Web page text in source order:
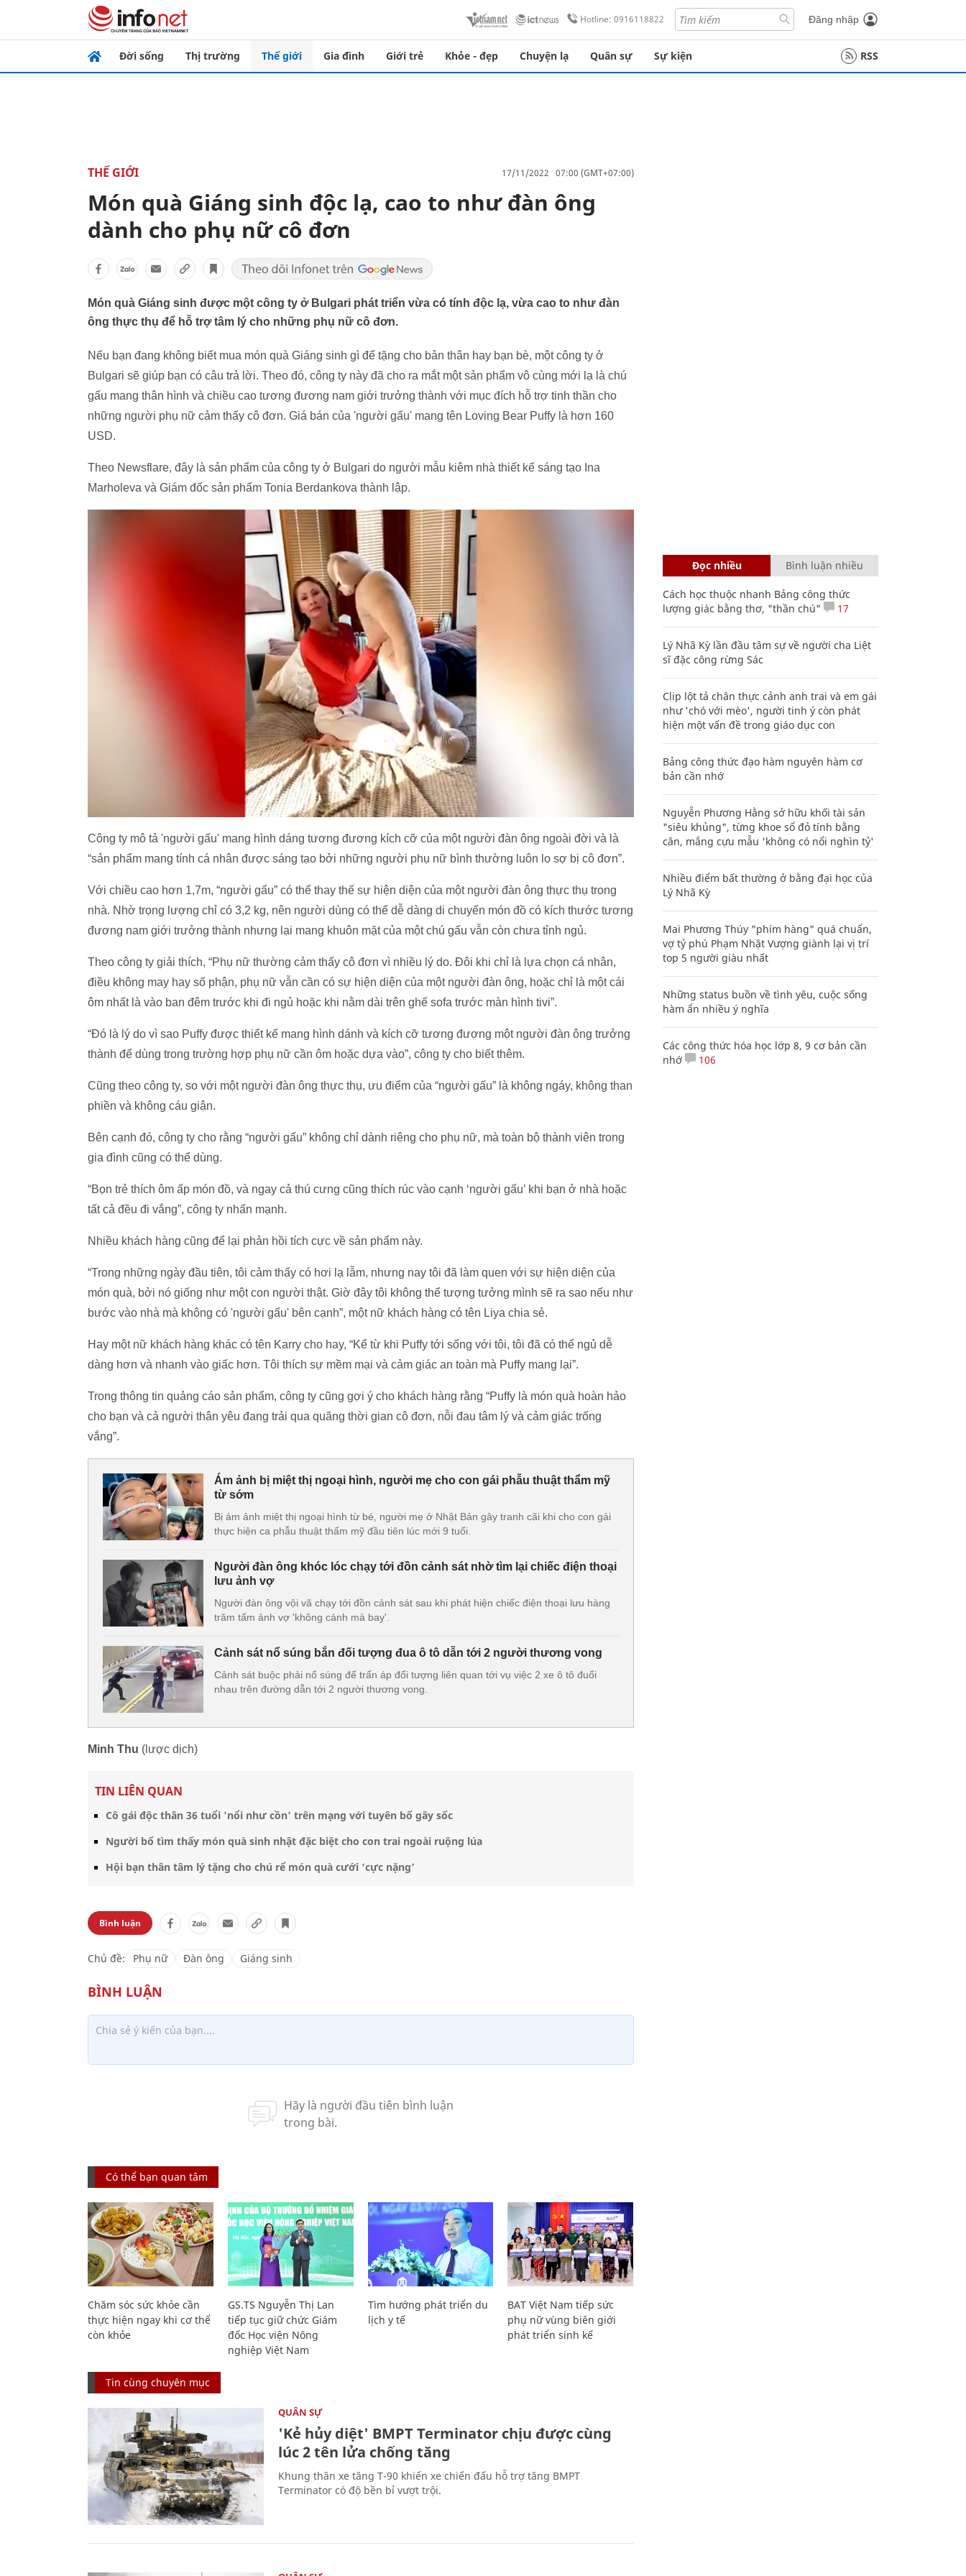
Hotline: 0916118822 Đăng nhập
Đời sống Thị trường Thế giới Gia đình Giới trẻ Khỏe - đẹp Chuyện lạ Quân sự Sự kiện RSS
THẾ GIỚI 17/11/2022 07:00 (GMT+07:00)
Món quà Giáng sinh độc lạ, cao to như đàn ông
dành cho phụ nữ cô đơn
Món quà Giáng sinh được một công ty ở Bulgari phát triển vừa có tính độc lạ, vừa cao to như đàn
ông thực thụ để hỗ trợ tâm lý cho những phụ nữ cô đơn.
Nếu bạn đang không biết mua món quà Giáng sinh gì để tặng cho bản thân hay bạn bè, một công ty ở
Bulgari sẽ giúp bạn có câu trả lời. Theo đó, công ty này đã cho ra mắt một sản phẩm vô cùng mới lạ là chú
gấu mang thân hình và chiều cao tương đương nam giới trưởng thành với mục đích hỗ trợ tinh thần cho
những người phụ nữ cảm thấy cô đơn. Giá bán của 'người gấu' mang tên Loving Bear Puffy là hơn 160
USD.
Theo Newsflare, đây là sản phẩm của công ty ở Bulgari do người mẫu kiêm nhà thiết kế sáng tạo Ina
Marholeva và Giám đốc sản phẩm Tonia Berdankova thành lập.
Công ty mô tả 'người gấu' mang hình dáng tương đương kích cỡ của một người đàn ông ngoài đời và là
“sản phẩm mang tính cá nhân được sáng tạo bởi những người phụ nữ bình thường luôn lo sợ bị cô đơn”.
Với chiều cao hơn 1,7m, “người gấu” có thể thay thế sự hiện diện của một người đàn ông thực thụ trong
nhà. Nhờ trọng lượng chỉ có 3,2 kg, nên người dùng có thể dễ dàng di chuyển món đồ có kích thước tương
đương nam giới trưởng thành nhưng lại mang khuôn mặt của một chú gấu vẫn còn chưa tỉnh ngủ.
Theo công ty giải thích, “Phụ nữ thường cảm thấy cô đơn vì nhiều lý do. Đôi khi chỉ là lựa chọn cá nhân,
điều không may hay số phận, phụ nữ vẫn cần có sự hiện diện của một người đàn ông, hoặc chỉ là một cái
ôm nhất là vào ban đêm trước khi đi ngủ hoặc khi nằm dài trên ghế sofa trước màn hình tivi”.
“Đó là lý do vì sao Puffy được thiết kế mang hình dánh và kích cỡ tương đương một người đàn ông trưởng
thành để dùng trong trường hợp phụ nữ cần ôm hoặc dựa vào”, công ty cho biết thêm.
Cũng theo công ty, so với một người đàn ông thực thụ, ưu điểm của “người gấu” là không ngáy, không than
phiền và không cáu giận.
Bên cạnh đó, công ty cho rằng “người gấu” không chỉ dành riêng cho phụ nữ, mà toàn bộ thành viên trong
gia đình cũng có thể dùng.
“Bọn trẻ thích ôm ấp món đồ, và ngay cả thú cưng cũng thích rúc vào cạnh ‘người gấu’ khi bạn ở nhà hoặc
tất cả đều đi vắng”, công ty nhấn mạnh.
Nhiều khách hàng cũng để lại phản hồi tích cực về sản phẩm này.
“Trong những ngày đầu tiên, tôi cảm thấy có hơi lạ lẫm, nhưng nay tôi đã làm quen với sự hiện diện của
món quà, bởi nó giống như một con người thật. Giờ đây tôi không thể tượng tưởng mình sẽ ra sao nếu như
bước vào nhà mà không có 'người gấu' bên cạnh”, một nữ khách hàng có tên Liya chia sẻ.
Hay một nữ khách hàng khác có tên Karry cho hay, “Kể từ khi Puffy tới sống với tôi, tôi đã có thể ngủ dễ
dàng hơn và nhanh vào giấc hơn. Tôi thích sự mềm mại và cảm giác an toàn mà Puffy mang lại”.
Trong thông tin quảng cáo sản phẩm, công ty cũng gợi ý cho khách hàng rằng “Puffy là món quà hoàn hảo
cho bạn và cả người thân yêu đang trải qua quãng thời gian cô đơn, nỗi đau tâm lý và cảm giác trống
vắng”.
Ám ảnh bị miệt thị ngoại hình, người mẹ cho con gái phẫu thuật thẩm mỹ
từ sớm
Bị ám ảnh miệt thị ngoại hình từ bé, người mẹ ở Nhật Bản gây tranh cãi khi cho con gái
thực hiện ca phẫu thuật thẩm mỹ đầu tiên lúc mới 9 tuổi.
Người đàn ông khóc lóc chạy tới đồn cảnh sát nhờ tìm lại chiếc điện thoại
lưu ảnh vợ
Người đàn ông vội vã chạy tới đồn cảnh sát sau khi phát hiện chiếc điện thoại lưu hàng
trăm tấm ảnh vợ 'không cánh mà bay'.
Cảnh sát nổ súng bắn đối tượng đua ô tô dẫn tới 2 người thương vong
Cảnh sát buộc phải nổ súng để trấn áp đối tượng liên quan tới vụ việc 2 xe ô tô đuổi
nhau trên đường dẫn tới 2 người thương vong.
Minh Thu (lược dịch)
TIN LIÊN QUAN
Cô gái độc thân 36 tuổi 'nổi như cồn' trên mạng với tuyên bố gây sốc
Người bố tìm thấy món quà sinh nhật đặc biệt cho con trai ngoài ruộng lúa
Hội bạn thân tâm lý tặng cho chú rể món quà cưới ‘cực nặng’
Bình luận
Chủ đề: Phụ nữ Đàn ông Giáng sinh
Có thể bạn quan tâm
Chăm sóc sức khỏe cần
thực hiện ngay khi cơ thể
còn khỏe
GS.TS Nguyễn Thị Lan
tiếp tục giữ chức Giám
đốc Học viện Nông
nghiệp Việt Nam
Tìm hướng phát triển du
lịch y tế
BAT Việt Nam tiếp sức
phụ nữ vùng biên giới
phát triển sinh kế
Tin cùng chuyên mục
QUÂN SỰ
'Kẻ hủy diệt' BMPT Terminator chịu được cùng
lúc 2 tên lửa chống tăng
Khung thân xe tăng T-90 khiến xe chiến đấu hỗ trợ tăng BMPT
Terminator có độ bền bỉ vượt trội.
Đọc nhiều Bình luận nhiều
Cách học thuộc nhanh Bảng công thức
lượng giác bằng thơ, "thần chú"
17
Lý Nhã Kỳ lần đầu tâm sự về người cha Liệt
sĩ đặc công rừng Sác
Clip lột tả chân thực cảnh anh trai và em gái
như 'chó với mèo', người tinh ý còn phát
hiện một vấn đề trong giáo dục con
Bảng công thức đạo hàm nguyên hàm cơ
bản cần nhớ
Nguyễn Phương Hằng sở hữu khối tài sản
"siêu khủng", từng khoe sổ đỏ tính bằng
cân, mắng cựu mẫu 'không có nổi nghìn tỷ'
Nhiều điểm bất thường ở bằng đại học của
Lý Nhã Kỳ
Mai Phương Thúy "phím hàng" quá chuẩn,
vợ tỷ phú Phạm Nhật Vượng giành lại vị trí
top 5 người giàu nhất
Những status buồn về tình yêu, cuộc sống
hàm ẩn nhiều ý nghĩa
Các công thức hóa học lớp 8, 9 cơ bản cần
nhớ
106